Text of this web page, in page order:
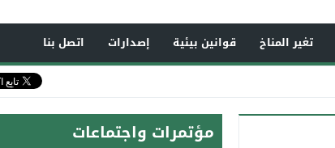
تغير المناخ قوانين بيئية إصدارات
اتصل بنا
مؤتمرات واجتماعات